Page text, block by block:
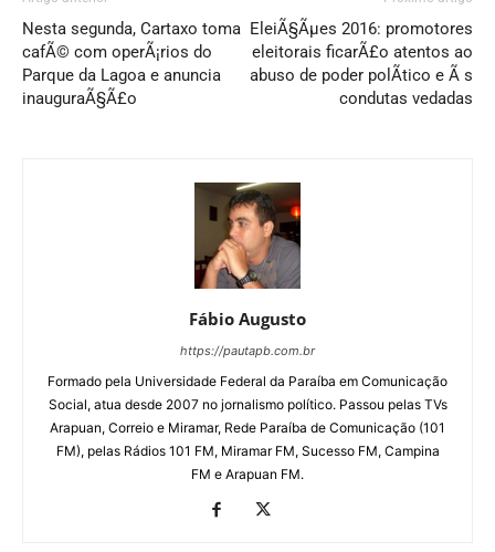
Nesta segunda, Cartaxo toma
cafÃ© com operÃ¡rios do
Parque da Lagoa e anuncia
inauguraÃ§Ã£o
EleiÃ§Ãµes 2016: promotores
eleitorais ficarÃ£o atentos ao
abuso de poder polÃ­tico e Ã s
condutas vedadas
Fábio Augusto
https://pautapb.com.br
Formado pela Universidade Federal da Paraíba em Comunicação
Social, atua desde 2007 no jornalismo político. Passou pelas TVs
Arapuan, Correio e Miramar, Rede Paraíba de Comunicação (101
FM), pelas Rádios 101 FM, Miramar FM, Sucesso FM, Campina
FM e Arapuan FM.